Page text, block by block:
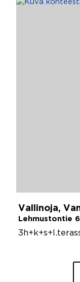
Vallinoja,
Lehmustontie